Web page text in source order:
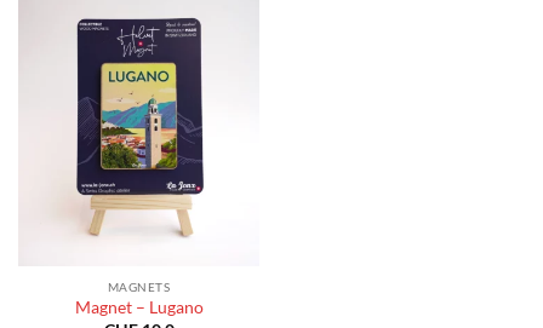
MAGNETS
Magnet – Lugano